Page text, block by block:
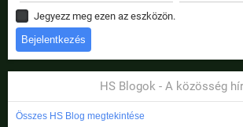
Jegyezz meg ezen az eszközön.
HS Blogok - A közösség
Összes HS Blog megtekintése